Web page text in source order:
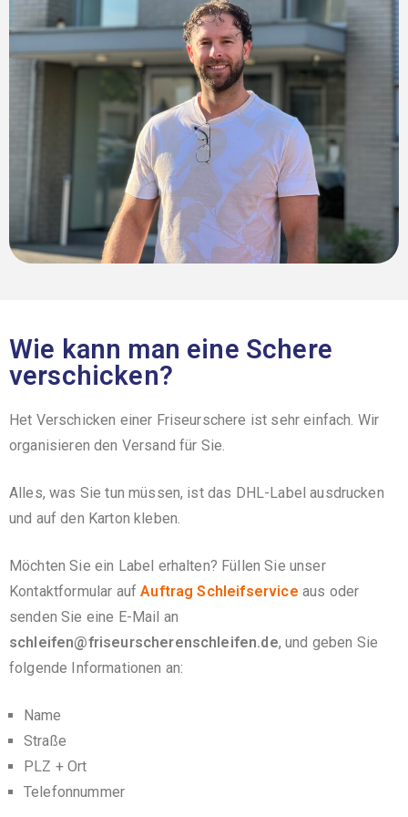
Wie kann man eine Schere
verschicken?
Het Verschicken einer Friseurschere ist sehr einfach. Wir
organisieren den Versand für Sie.
Alles, was Sie tun müssen, ist das DHL-Label ausdrucken
und auf den Karton kleben.
Möchten Sie ein Label erhalten? Füllen Sie unser
Kontaktformular aufAuftrag Schleifservice aus oder
senden Sie eine E-Mail an
schleifen@friseurscherenschleifen.de, und geben Sie
folgende Informationen an:
Name
Straße
PLZ + Ort
Telefonnummer